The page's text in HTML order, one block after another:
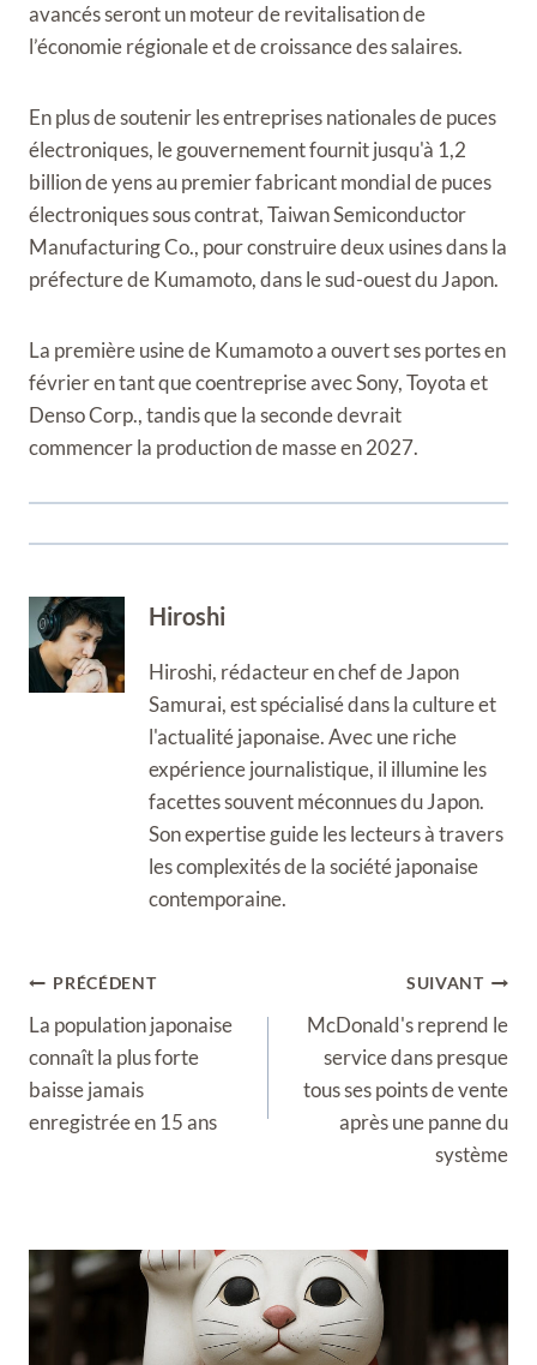
avancés seront un moteur de revitalisation de
l’économie régionale et de croissance des salaires.
En plus de soutenir les entreprises nationales de puces
électroniques, le gouvernement fournit jusqu'à 1,2
billion de yens au premier fabricant mondial de puces
électroniques sous contrat, Taiwan Semiconductor
Manufacturing Co., pour construire deux usines dans la
préfecture de Kumamoto, dans le sud-ouest du Japon.
La première usine de Kumamoto a ouvert ses portes en
février en tant que coentreprise avec Sony, Toyota et
Denso Corp., tandis que la seconde devrait
commencer la production de masse en 2027.
Hiroshi
Hiroshi, rédacteur en chef de Japon
Samurai, est spécialisé dans la culture et
l'actualité japonaise. Avec une riche
expérience journalistique, il illumine les
facettes souvent méconnues du Japon.
Son expertise guide les lecteurs à travers
les complexités de la société japonaise
contemporaine.
Navigation
de
l’article
PRÉCÉDENT
La population japonaise
connaît la plus forte
baisse jamais
enregistrée en 15 ans
SUIVANT
McDonald's reprend le
service dans presque
tous ses points de vente
après une panne du
système